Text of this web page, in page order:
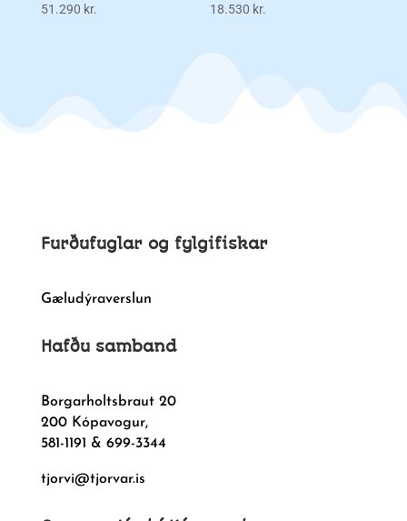
51.290 kr. 18.530 kr.
Furðufuglar og fylgifiskar
Gæludýraverslun
Hafðu samband
Borgarholtsbraut 20
200 Kópavogur,
581-1191 & 699-3344
tjorvi@tjorvar.is